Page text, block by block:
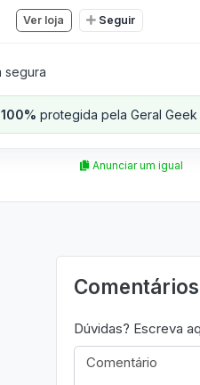
Ver loja Seguir
segura
protegida pela Geral Geek
Anunciar um igual
Comentários
Dúvidas? Escreva